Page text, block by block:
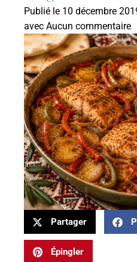
Publié le 10 décembre
avec Aucun commentaire
Partager
Épingler